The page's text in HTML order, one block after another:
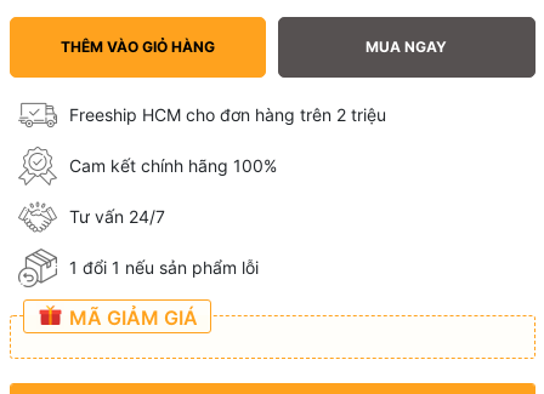
THÊM VÀO GIỎ HÀNG MUA NGAY
Freeship HCM cho đơn hàng trên 2 triệu
Cam kết chính hãng 100%
Tư vấn 24/7
1 đổi 1 nếu sản phẩm lỗi
MÃ GIẢM GIÁ